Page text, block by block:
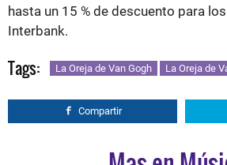
hasta un 15 % de descuento para
Interbank.
Tags: La Oreja de Van Gogh La Oreja de
Compartir